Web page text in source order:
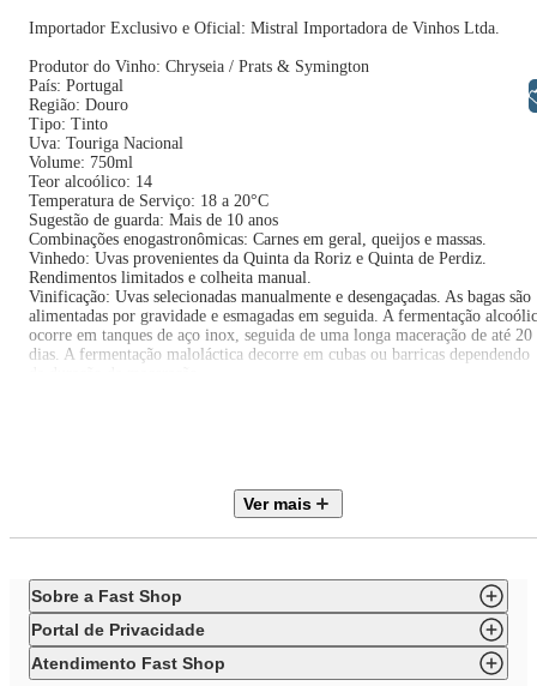
Importador Exclusivo e Oficial: Mistral Importadora de Vinhos Ltda.
Produtor do Vinho: Chryseia / Prats & Symington
País: Portugal
Região: Douro
Tipo: Tinto
Uva: Touriga Nacional
Volume: 750ml
Teor alcoólico: 14
Temperatura de Serviço: 18 a 20°C
Sugestão de guarda: Mais de 10 anos
Combinações enogastronômicas: Carnes em geral, queijos e massas.
Vinhedo: Uvas provenientes da Quinta da Roriz e Quinta de Perdiz.
Rendimentos limitados e colheita manual.
Vinificação: Uvas selecionadas manualmente e desengaçadas. As bagas são
alimentadas por gravidade e esmagadas em seguida. A fermentação
ocorre em tanques de aço inox, seguida de uma longa maceração de até 20
dias. A fermentação maloláctica decorre em cubas ou barricas dependendo
Pontuado por Robert Parker em 2022: 94
Pontuado por Antonio Galloni em 2022: 92
Ver mais
Sobre a Fast Shop
Portal de Privacidade
Atendimento Fast Shop